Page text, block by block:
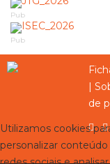
Pub
Pub
|
de
Utilizamos cookies
personalizar